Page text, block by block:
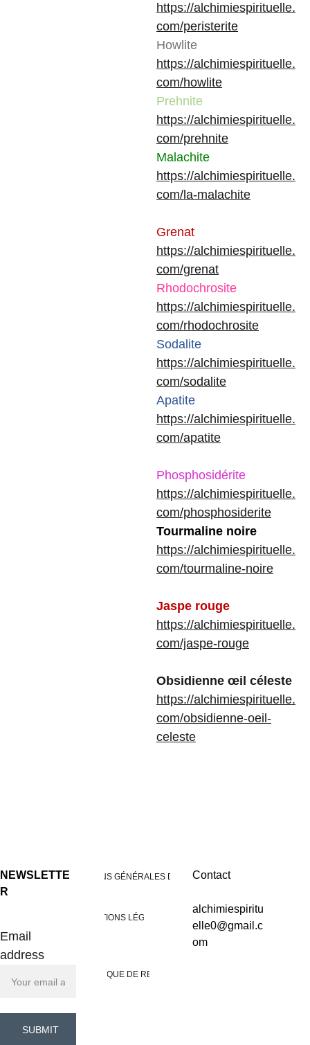
https://alchimiespirituelle.
com/peristerite
Howlite
https://alchimiespirituelle.
com/howlite
Prehnite
https://alchimiespirituelle.
com/prehnite
Malachite
https://alchimiespirituelle.
com/la-malachite
Grenat
https://alchimiespirituelle.
com/grenat
Rhodochrosite
https://alchimiespirituelle.
com/rhodochrosite
Sodalite
https://alchimiespirituelle.
com/sodalite
Apatite
https://alchimiespirituelle.
com/apatite
Phosphosidérite
https://alchimiespirituelle.
com/phosphosiderite
Tourmaline noire
https://alchimiespirituelle.
com/tourmaline-noire
Jaspe rouge
https://alchimiespirituelle.
com/jaspe-rouge
Obsidienne œil céleste
https://alchimiespirituelle.
com/obsidienne-oeil-
celeste
NEWSLETTE
R
Contact
alchimiespiritu
elle0@gmail.c
om
Email
address
SUBMIT
CONDITIONS GÉNÉRALES DE VENTES
MENTIONS LÉGALES
POLITIQUE DE RETOUR